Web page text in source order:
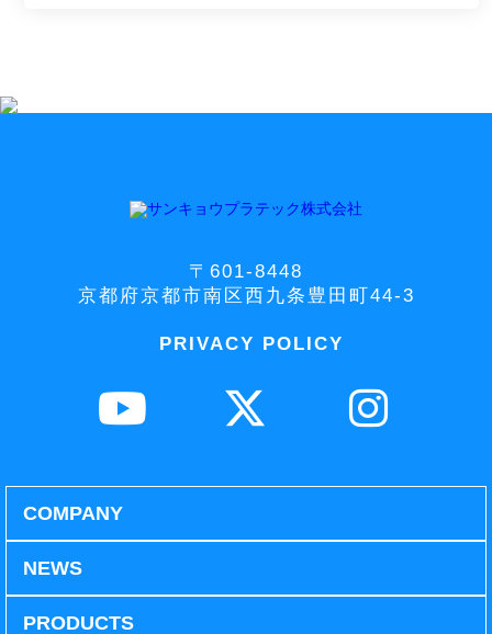
〒601-8448
京都府京都市南区西九条豊田町44-3
PRIVACY POLICY
COMPANY
NEWS
PRODUCTS